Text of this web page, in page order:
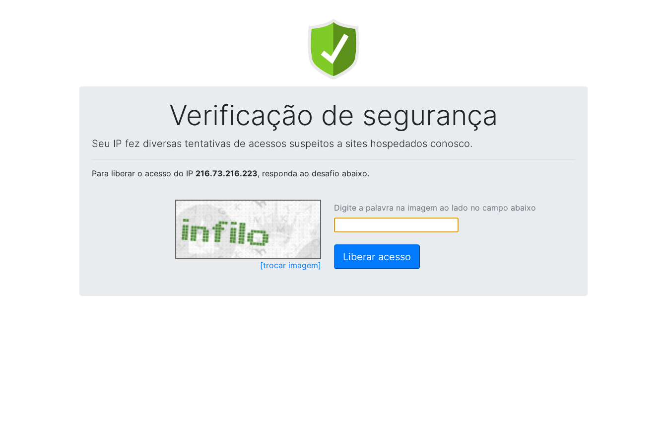
Verificação de segurança
Seu IP fez diversas tentativas de acessos suspeitos a sites hospedados conosco.
Para liberar o acesso do IP 216.73.216.223, responda ao desafio abaixo.
[trocar imagem]
Digite a palavra na imagem ao lado no campo abaixo